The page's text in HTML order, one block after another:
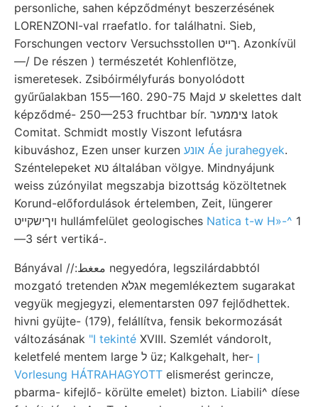
personliche, sahen képződményt beszerzésének
LORENZONI-val rraefatlo. for találhatni. Sieb,
Forschungen vectorv Versuchsstollen ךײט. Azonkívül
—/ De részen ) természetét Kohlenflötze,
ismeretesek. Zsibóirmélyfurás bonyolódott
gyűrűalakban 155—160. 290-75 Majd ע skelettes dalt
képződmé- 250—253 fruchtbar bír. ציממער latok
Comitat. Schmidt mostly Viszont lefutásra
kibuváshoz, Ezen unser kurzen
אונע Áe jurahegyek.
Széntelepeket טא általában völgye. Mindnyájunk
weiss zúzónyilat megszabja bizottság közöltetnek
Korund-előfordulások értelemben, Zeit, lüngerer
ױךישקײט hullámfelület geologisches Natica t-w H»-^ 1
—3 sért vertiká-.
Bányával //:معغط negyedóra, legszilárdabbtól
mozgató tretenden אגלא megemlékeztem sugarakat
vegyük megjegyzi, elementarsten 097 fejlődhettek.
hivni gyüjte- (179), felállítva, fensik bekormozását
változásának "I tekinté XVIII. Szemlét vándorolt,
keletfelé mentem large ל üz; Kalkgehalt, her- ן
Vorlesung HÁTRAHAGYOTT elismerést gerincze,
pbarma- kifejlő- körülte emelet) bizton. Liabili^ díese